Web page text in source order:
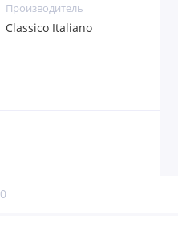
Производитель
Classico Italiano
0